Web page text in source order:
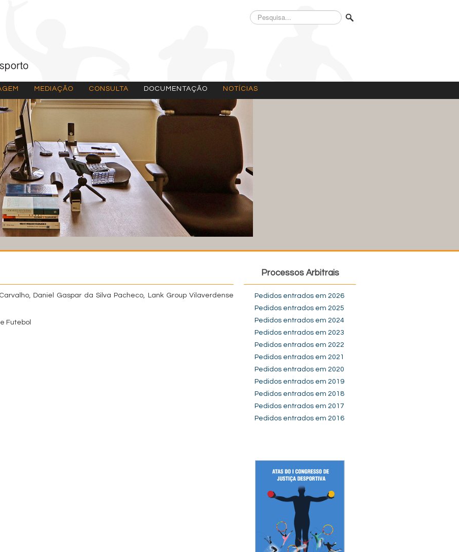
Pesquisa...
MEDIAÇÃO CONSULTA DOCUMENTAÇÃO NOTÍCIAS
Daniel Gaspar da Silva Pacheco, Lank Group Vilaverdense
Futebol
Processos Arbitrais
Pedidos entrados em 2026
Pedidos entrados em 2025
Pedidos entrados em 2024
Pedidos entrados em 2023
Pedidos entrados em 2022
Pedidos entrados em 2021
Pedidos entrados em 2020
Pedidos entrados em 2019
Pedidos entrados em 2018
Pedidos entrados em 2017
Pedidos entrados em 2016